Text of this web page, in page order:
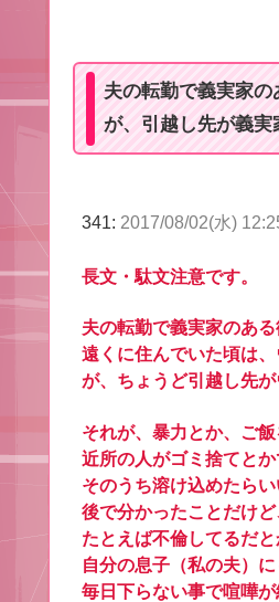
夫の転勤で義実家
が、引越し先が義
341: 2017/08/02(水)
長文・駄文注意です。
夫の転勤で義実家のある
遠くに住んでいた頃は
が、ちょうど引越し先
それが、暴力とか、ご
近所の人がゴミ捨てと
そのうち溶け込めたら
後で分かったことだけ
たとえば不倫してるだ
自分の息子（私の夫）
毎日下らない事で喧嘩